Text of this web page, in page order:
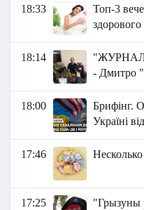
18:33
Топ-3
здорового
18:14
- Дмитро
18:00
Брифінг.
Україні
17:46
17:25
"Грызуны